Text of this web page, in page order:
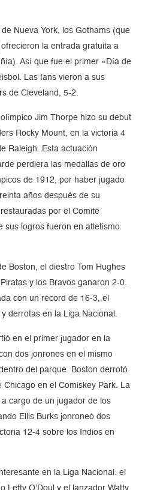
Nueva York, los Gothams (que
la entrada gratuita a
Así que fue el primer «Día de
Las fans vieron a sus
de Cleveland, 5-2.
Jim Thorpe hizo su debut
Rocky Mount, en la victoria 4
Raleigh. Esta actuación
perdiera las medallas de oro
de 1912, por haber jugado
años después de su
por el Comité
sus logros fueron en atletismo
Boston, el diestro Tom Hughes
y los Bravos ganaron 2-0.
con un récord de 16-3, el
derrotas en la Liga Nacional.
en el primer jugador en la
dos jonrones en el mismo
del parque. Boston derrotó
Chicago en el Comiskey Park. La
cargo de un jugador de los
Ellis Burks jonroneó dos
12-4 sobre los Indios en
en la Liga Nacional: el
Lefty O’Doul y el lanzador Watty